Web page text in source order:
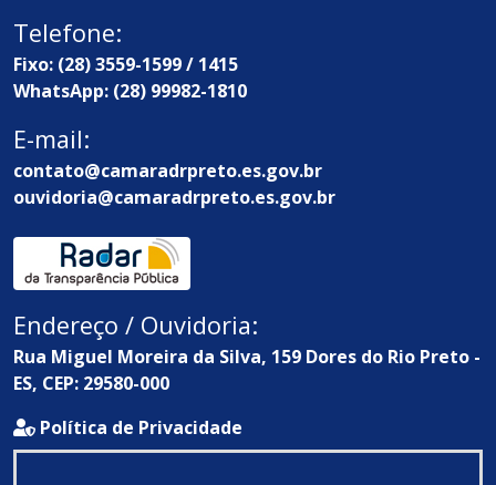
Telefone:
Fixo: (28) 3559-1599 / 1415
WhatsApp: (28) 99982-1810
E-mail:
contato@camaradrpreto.es.gov.br
ouvidoria@camaradrpreto.es.gov.br
Endereço / Ouvidoria:
Rua Miguel Moreira da Silva, 159 Dores do Rio Preto -
ES, CEP: 29580-000
Política de Privacidade